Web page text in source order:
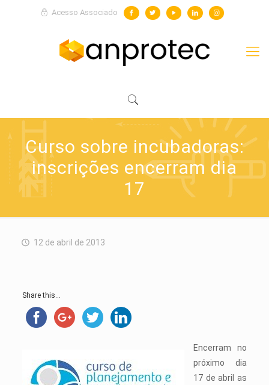
Acesso Associado
Curso sobre incubadoras:
inscrições encerram dia
17
12 de abril de 2013
Share this...
Encerram no
próximo dia
17 de abril as